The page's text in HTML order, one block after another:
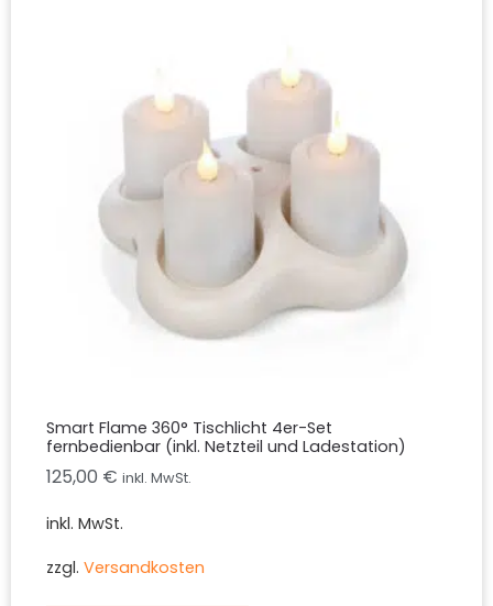
Smart Flame 360° Tischlicht 4er-Set
fernbedienbar (inkl. Netzteil und Ladestation)
125,00 € inkl. MwSt.
inkl. MwSt.
zzgl. Versandkosten